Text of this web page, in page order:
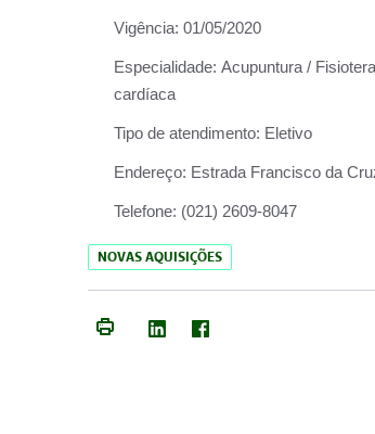
Vigência: 01/05/2020
Especialidade: Acupuntura /
cardíaca
Tipo de atendimento: Eletivo
Endereço: Estrada Francisco da
Telefone: (021) 2609-8047
NOVAS AQUISIÇÕES